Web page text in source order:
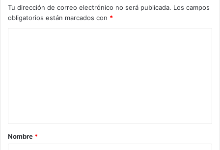
Tu dirección de correo electrónico no será publicada. Los campos
obligatorios están marcados con *
a
r
Nombre *